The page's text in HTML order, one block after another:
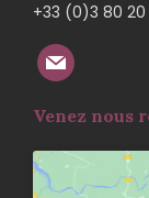
+33 (0)3 80
Venez nous